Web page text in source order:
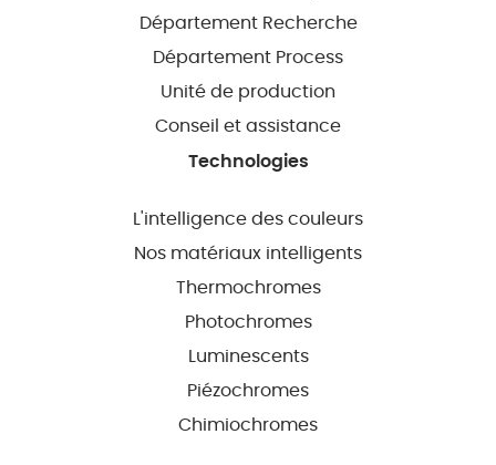
Département Recherche
Département Process
Unité de production
Conseil et assistance
Technologies
L'intelligence des couleurs
Nos matériaux intelligents
Thermochromes
Photochromes
Luminescents
Piézochromes
Chimiochromes